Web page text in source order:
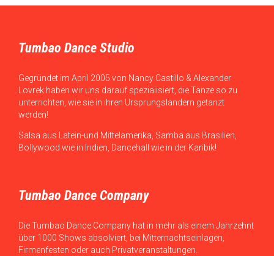
Tumbao Dance Studio
Gegründet im April 2005 von Nancy Castillo & Alexander
Lovrek haben wir uns darauf spezialisiert, die Tänze so zu
unterrichten, wie sie in ihren Ursprungsländern getanzt
werden!
Salsa aus Latein-und Mittelamerika, Samba aus Brasilien,
Bollywood wie in Indien, Dancehall wie in der Karibik!
Tumbao Dance Company
Die Tumbao Dance Company hat in mehr als einem Jahrzehnt
über 1000 Shows absolviert, bei Mitternachtseinlagen,
Firmenfesten oder auch Privatveranstaltungen.